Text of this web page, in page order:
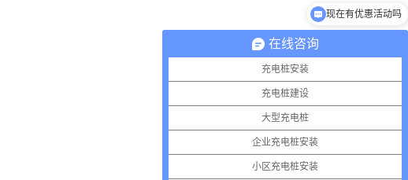
在线咨询
充电桩安装
充电桩建设
大型充电桩
企业充电桩安装
小区充电桩安装
现在有优惠活动吗